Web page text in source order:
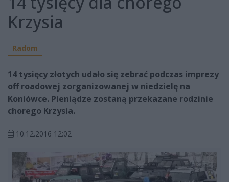
Krzysia
Radom
14 tysięcy złotych udało się zebrać podczas imprezy
off roadowej zorganizowanej w niedzielę na
Koniówce. Pieniądze zostaną przekazane rodzinie
chorego Krzysia.
10.12.2016 12:02